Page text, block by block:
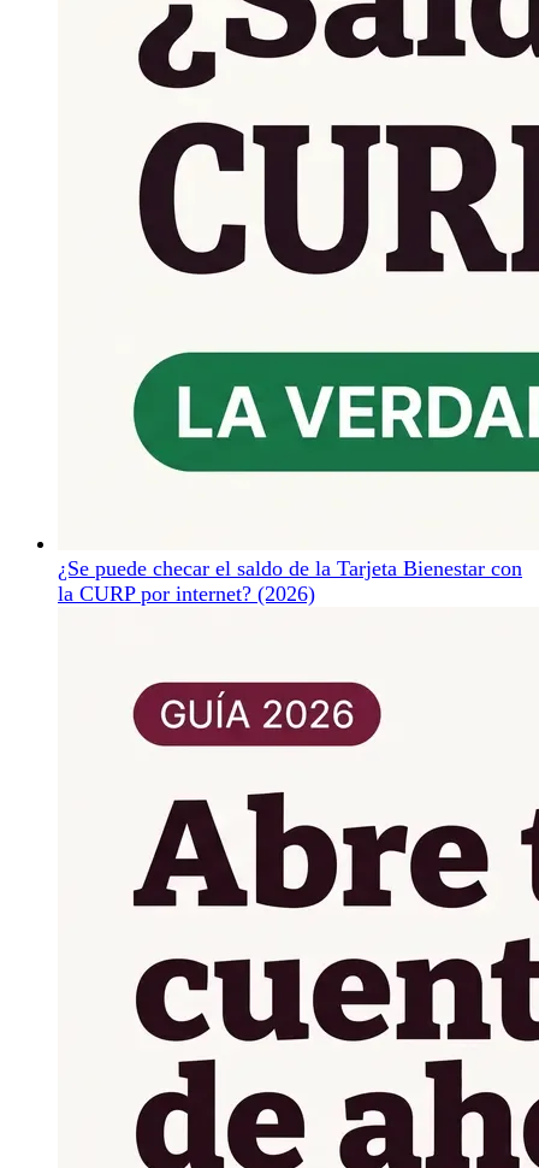
¿Se puede checar el saldo de la Tarjeta Bienestar con
la CURP por internet? (2026)